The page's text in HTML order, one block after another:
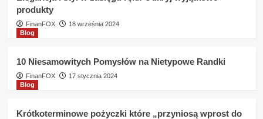
produkty
FinanFOX
18 września 2024
Blog
10 Niesamowitych Pomysłów na Nietypowe Randki
FinanFOX
17 stycznia 2024
Blog
Krótkoterminowe pożyczki które „przyniosą wprost do